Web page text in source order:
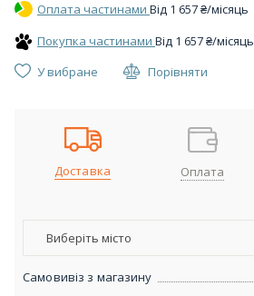
Оплата частинами Вiд 1 657₴/місяць
Покупка частинами Вiд 1 657₴/місяць
У вибране
Порівняти
Доставка Оплата
Виберіть місто
Самовивіз з магазину